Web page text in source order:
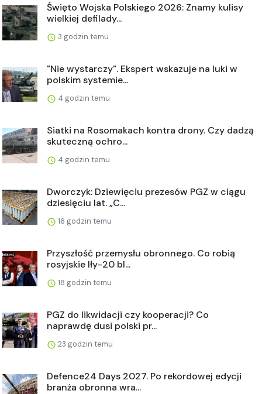
Święto Wojska Polskiego 2026: Znamy kulisy
wielkiej defilady...
3 godzin temu
"Nie wystarczy". Ekspert wskazuje na luki w
polskim systemie...
4 godzin temu
Siatki na Rosomakach kontra drony. Czy dadzą
skuteczną ochro...
4 godzin temu
Dworczyk: Dziewięciu prezesów PGZ w ciągu
dziesięciu lat. „C...
16 godzin temu
Przyszłość przemysłu obronnego. Co robią
rosyjskie Iły-20 bl...
18 godzin temu
PGZ do likwidacji czy kooperacji? Co
naprawdę dusi polski pr...
23 godzin temu
Defence24 Days 2027. Po rekordowej edycji
branża obronna wra...